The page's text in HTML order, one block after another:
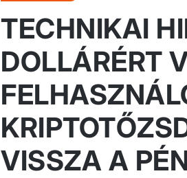
TECHNIKAI
DOLLÁRÉRT
VISSZA A